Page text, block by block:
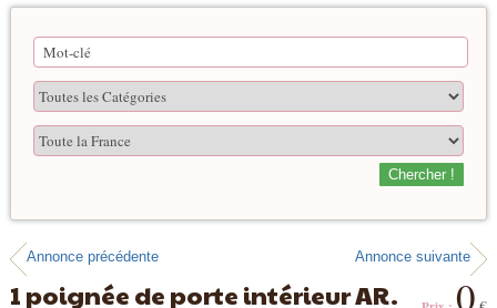
Chercher !
Annonce précédente Annonce suivante
1 poignée de porte intérieur AR. 0